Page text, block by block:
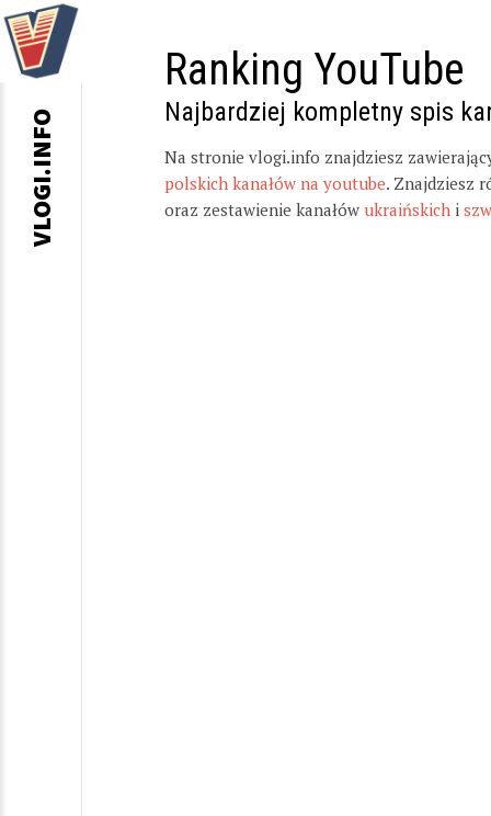
Ranking YouTube
Najbardziej kompletny spis
Na stronie vlogi.info znajdziesz
polskich kanałów na youtube. Znajdziesz
oraz zestawienie kanałów ukraińskich i
VLOGI.INFO